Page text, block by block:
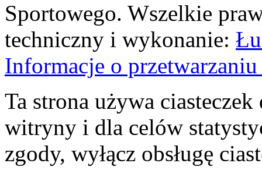
Sportowego. Wszelkie
techniczny i wykonanie:
Informacje o
Ta strona używa
witryny i dla celów
zgody, wyłącz obsługę